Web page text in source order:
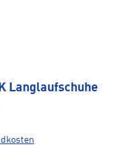
Langlaufschuhe